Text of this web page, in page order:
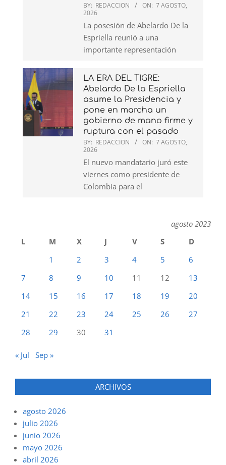
BY: REDACCION ON: 7 AGOSTO,
2026
La posesión de Abelardo De la
Espriella reunió a una
importante representación
LA ERA DEL TIGRE:
Abelardo De la Espriella
asume la Presidencia y
pone en marcha un
gobierno de mano firme y
ruptura con el pasado
BY: REDACCION ON: 7 AGOSTO,
2026
El nuevo mandatario juró este
viernes como presidente de
Colombia para el
agosto 2023
L
M X J V S
D
1
2 3 4 5
6
7
8 9 10 11 12
13
14
15 16 17 18 19
20
21
22 23 24 25 26
27
28
29 30 31
« Jul Sep »
ARCHIVOS
agosto 2026
julio 2026
junio 2026
mayo 2026
abril 2026